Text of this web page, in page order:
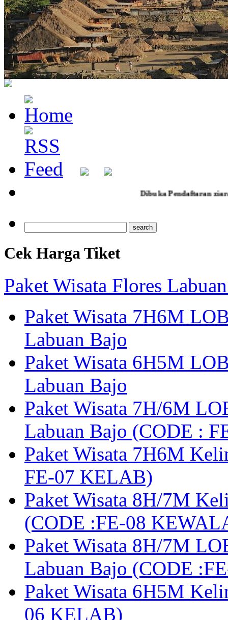
Dibuka Pendaftaran ziarah jumad legi poh
Cek Harga Tiket
Paket Wisata Flores
Paket Wisata 7H6M
Labuan Bajo
Paket Wisata 6H5M
Labuan Bajo
Paket Wisata 7H/6M
Labuan Bajo (CODE :
Paket Wisata 7H6M
FE-07 KELAB)
Paket Wisata 8H/7M
(CODE :FE-08
Paket Wisata 8H/7M
Labuan Bajo (CODE
Paket Wisata 6H5M
06 KELAB)